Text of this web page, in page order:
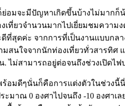
ย่อมจะมีปัญหาเกิดขึ้นบ้างไม่มา
เที่ยวจำนวนมากไปเยี่ยมชมควา
ที่สุดค่ะ จากการที่เป็นงานแบบก
สนใจจากนักท่องเที่ยวทั่วสารทิศ
. ไม่สามารถอยู่ต่อจนถึงช่วงเปิดไฟ
ร้อมดีๆนั่นก็คือการแต่งตัวในช่วง
มาณ 0 องศาไปจนถึง -10 องศาเ